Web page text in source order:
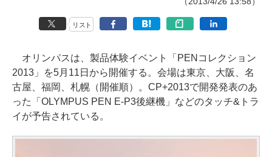
リスト
オリンパスは、製品体験イベント「PENコレクション
2013」を5月11日から開催する。会場は東京、大阪、名
古屋、福岡、札幌（開催順）。CP+2013で開発発表のあ
った「OLYMPUS PEN E-P3後継機」などのタッチ&トラ
イが予告されている。